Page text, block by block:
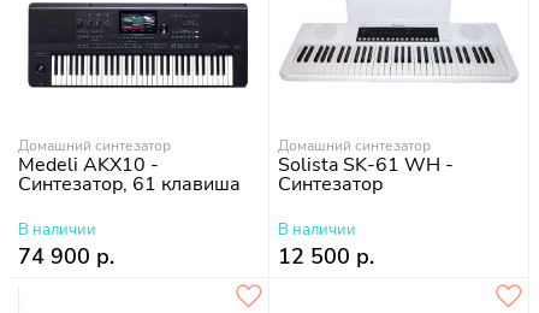
Домашний синтезатор
Medeli AKX10 -
Синтезатор, 61 клавиша
В наличии
74 900 р.
Домашний синтезатор
Solista SK-61 WH -
Синтезатор
В наличии
12 500 р.